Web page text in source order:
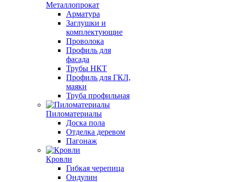
Металлопрокат
Арматура
Заглушки и
комплектующие
Проволока
Профиль для
фасада
Трубы НКТ
Профиль для ГКЛ,
маяки
Труба профильная
Пиломатериалы
Доска пола
Отделка деревом
Пагонаж
Кровли
Гибкая черепица
Ондулин